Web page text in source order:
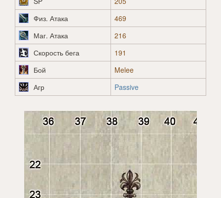
Физ. Атака
469
Маг. Атака
216
Скорость бега
191
Бой
Melee
Агр
Passive